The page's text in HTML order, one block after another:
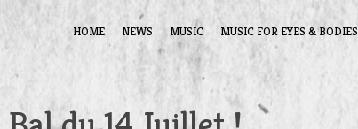
HOME NEWS MUSIC MUSIC FOR EYES & BODIES